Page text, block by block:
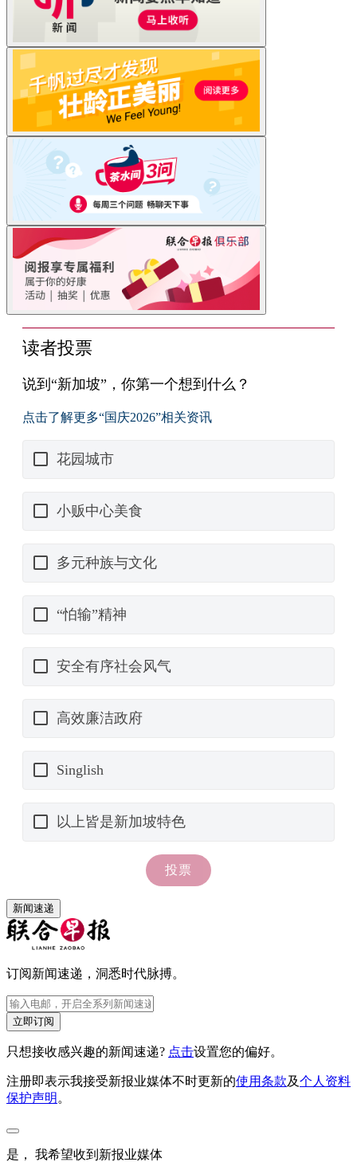
新闻速递
订阅新闻速递，洞悉时代脉搏。
立即订阅
只想接收感兴趣的新闻速递? 点击设置您的偏好。
注册即表示我接受新报业媒体不时更新的使用条款及个人资料
保护声明 。
是， 我希望收到新报业媒体